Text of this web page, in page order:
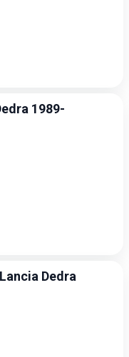
1989-
Dedra